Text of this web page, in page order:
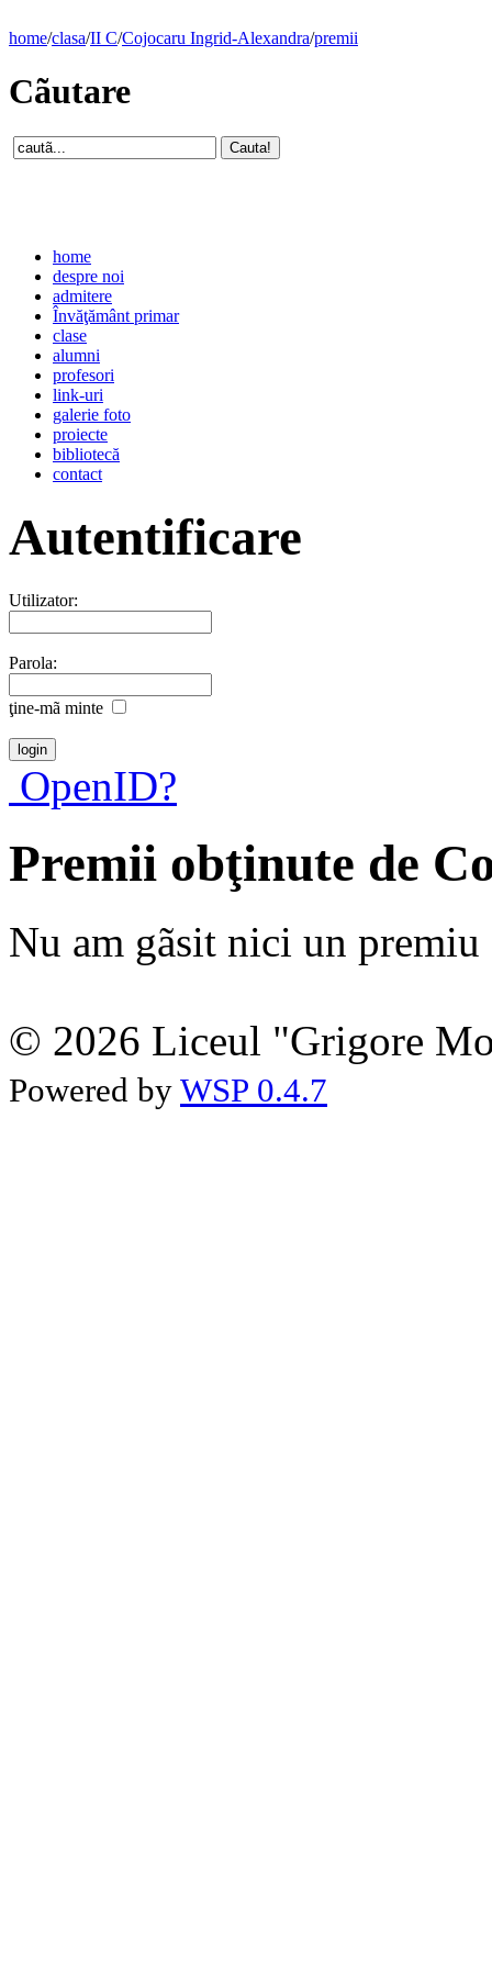
home/clasa/II C/Cojocaru Ingrid-Alexandra/premii
Cãutare
home
despre noi
admitere
Învăţământ primar
clase
alumni
profesori
link-uri
galerie foto
proiecte
bibliotecă
contact
Autentificare
Utilizator:
Parola:
ţine-mã minte
OpenID?
Premii obţinute de
Nu am gãsit nici un premiu
© 2026 Liceul "Grigore
Powered by WSP 0.4.7